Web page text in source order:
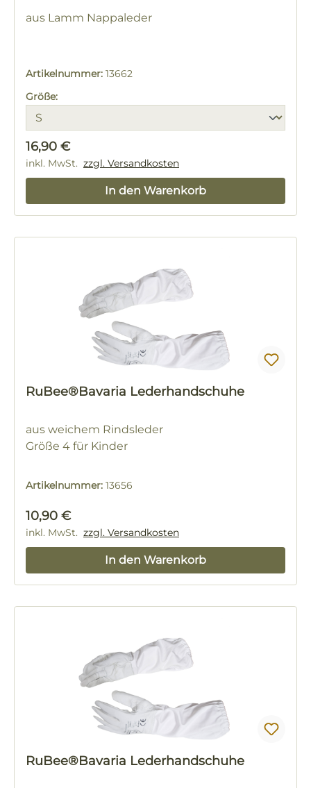
aus Lamm Nappaleder
Artikelnummer: 13662
Größe:
Regulärer Preis:
16,90 €
inkl. MwSt. zzgl. Versandkosten
In den Warenkorb
RuBee®Bavaria Lederhandschuhe
aus weichem Rindsleder
Größe 4 für Kinder
Artikelnummer: 13656
Regulärer Preis:
10,90 €
inkl. MwSt. zzgl. Versandkosten
In den Warenkorb
RuBee®Bavaria Lederhandschuhe